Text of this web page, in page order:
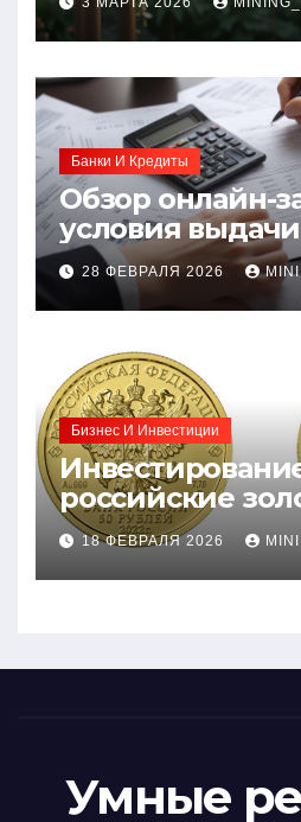
Банки И Кредиты
Обзор онлайн-
условия
процентные
требования к
28 ФЕВРАЛЯ 2026
Бизнес И Инвестиции
российские
монеты:
руководство
18 ФЕВРАЛЯ 2026
Умные